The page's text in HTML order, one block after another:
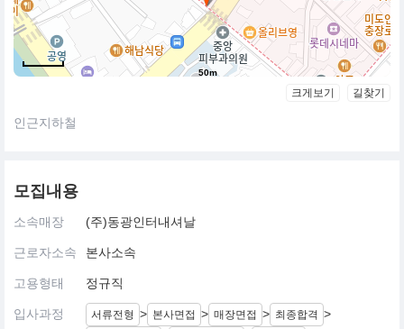
50m
크게보기 길찾기
인근지하철
모집내용
소속매장 (주)동광인터내셔날
근로자소속 본사소속
고용형태 정규직
입사과정 서류전형 > 본사면접 > 매장면접 > 최종합격 >